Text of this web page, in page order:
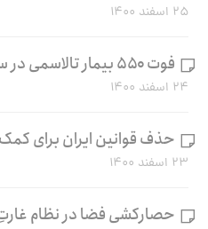
۲۵ اسفند ۱۴۰۰
فوت ۵۵۰ بیمار تالاسمی در سه سال اخیر
۲۴ اسفند ۱۴۰۰
حذف قوانین ایران برای
۲۳ اسفند ۱۴۰۰
حصارکشی فضا در نظام